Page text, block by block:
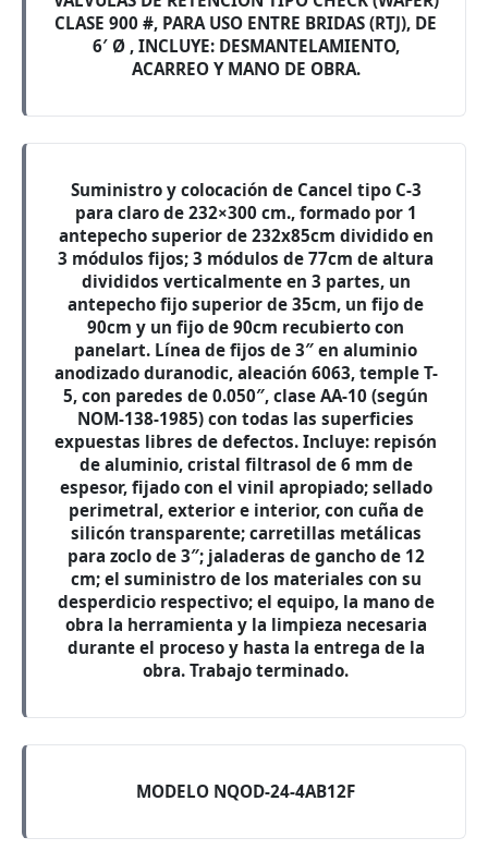
CLASE 900 #, PARA USO ENTRE BRIDAS (RTJ), DE
6′ Ø , INCLUYE: DESMANTELAMIENTO,
ACARREO Y MANO DE OBRA.
Suministro y colocación de Cancel tipo C-3
para claro de 232×300 cm., formado por 1
antepecho superior de 232x85cm dividido en
3 módulos fijos; 3 módulos de 77cm de altura
divididos verticalmente en 3 partes, un
antepecho fijo superior de 35cm, un fijo de
90cm y un fijo de 90cm recubierto con
panelart. Línea de fijos de 3″ en aluminio
anodizado duranodic, aleación 6063, temple T-
5, con paredes de 0.050″, clase AA-10 (según
NOM-138-1985) con todas las superficies
expuestas libres de defectos. Incluye: repisón
de aluminio, cristal filtrasol de 6 mm de
espesor, fijado con el vinil apropiado; sellado
perimetral, exterior e interior, con cuña de
silicón transparente; carretillas metálicas
para zoclo de 3″; jaladeras de gancho de 12
cm; el suministro de los materiales con su
desperdicio respectivo; el equipo, la mano de
obra la herramienta y la limpieza necesaria
durante el proceso y hasta la entrega de la
obra. Trabajo terminado.
MODELO NQOD-24-4AB12F